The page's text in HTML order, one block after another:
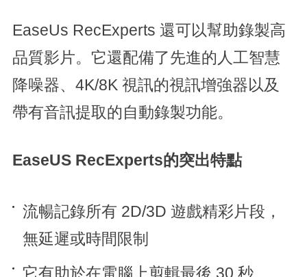
EaseUs RecExperts 還可以幫助錄製高
品質影片。它還配備了先進的人工智慧
降噪器、4K/8K 視訊的視訊增強器以及
帶有音訊提取的自動錄製功能。
EaseUS RecExperts的突出特點
流暢記錄所有 2D/3D 遊戲精彩片段，
無延遲或時間限制
它有助於在電腦上剪輯最後 30 秒